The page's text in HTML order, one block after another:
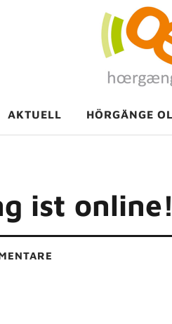
AKTUELL HÖRGÄNGE
ist online!